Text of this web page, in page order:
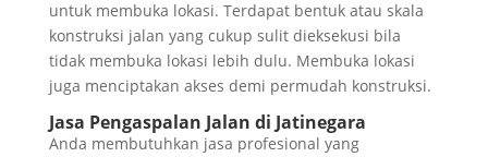
untuk membuka lokasi. Terdapat bentuk atau skala
konstruksi jalan yang cukup sulit dieksekusi bila
tidak membuka lokasi lebih dulu. Membuka lokasi
juga menciptakan akses demi permudah konstruksi.
Jasa Pengaspalan Jalan di Jatinegara
Anda membutuhkan jasa profesional yang